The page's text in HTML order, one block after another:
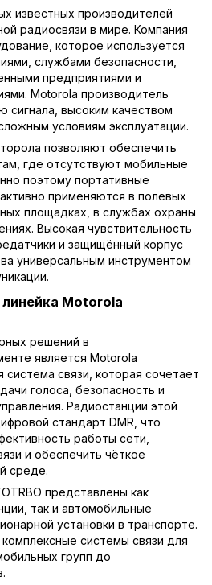
известных производителей
радиосвязи в мире. Компания
которое используется
службами безопасности,
предприятиями и
Motorola производитель
сигнала, высоким качеством
условиям эксплуатации.
позволяют обеспечить
где отсутствуют мобильные
поэтому портативные
применяются в полевых
площадках, в службах охраны
Высокая чувствительность
и защищённый корпус
универсальным инструментом
Motorola
решений в
является Motorola
связи, которая сочетает
голоса, безопасность и
Радиостанции этой
стандарт DMR, что
работы сети,
и обеспечить чёткое
среде.
представлены как
так и автомобильные
установки в транспорте.
системы связи для
групп до